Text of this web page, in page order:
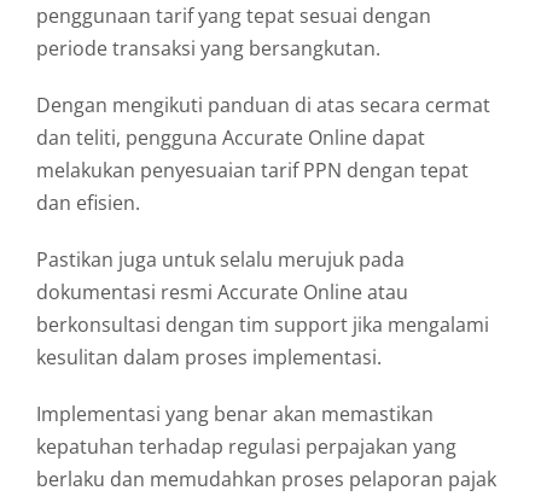
penggunaan tarif yang tepat sesuai dengan
periode transaksi yang bersangkutan.
Dengan mengikuti panduan di atas secara cermat
dan teliti, pengguna Accurate Online dapat
melakukan penyesuaian tarif PPN dengan tepat
dan efisien.
Pastikan juga untuk selalu merujuk pada
dokumentasi resmi Accurate Online atau
berkonsultasi dengan tim support jika mengalami
kesulitan dalam proses implementasi.
Implementasi yang benar akan memastikan
kepatuhan terhadap regulasi perpajakan yang
berlaku dan memudahkan proses pelaporan pajak